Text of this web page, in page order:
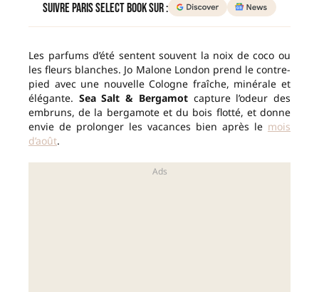
Suivre Paris Select Book sur :
Les parfums d’été sentent souvent la noix de coco ou
les fleurs blanches. Jo Malone London prend le contre-
pied avec une nouvelle Cologne fraîche, minérale et
élégante. Sea Salt & Bergamotcapture l’odeur des
embruns, de la bergamote et du bois flotté, et donne
envie de prolonger les vacances bien après le mois
d’août.